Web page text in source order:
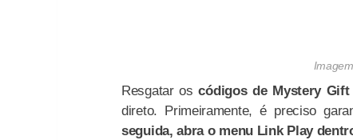
Resgatar oscódigos de Mystery
direto. Primeiramente, é preciso
seguida, abra o menu Link Play